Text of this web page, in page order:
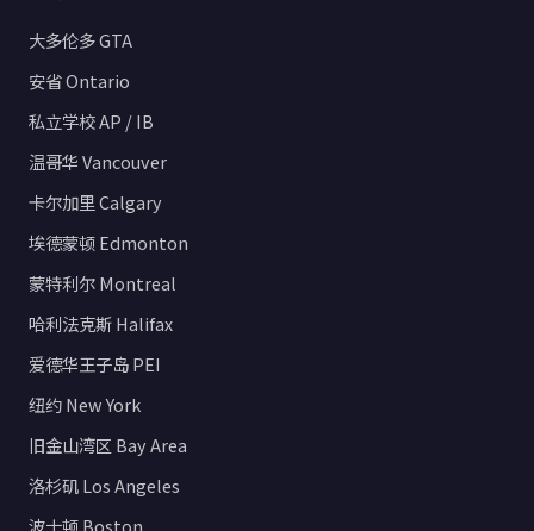
大多伦多 GTA
安省 Ontario
私立学校 AP / IB
温哥华 Vancouver
卡尔加里 Calgary
埃德蒙顿 Edmonton
蒙特利尔 Montreal
哈利法克斯 Halifax
爱德华王子岛 PEI
纽约 New York
旧金山湾区 Bay Area
洛杉矶 Los Angeles